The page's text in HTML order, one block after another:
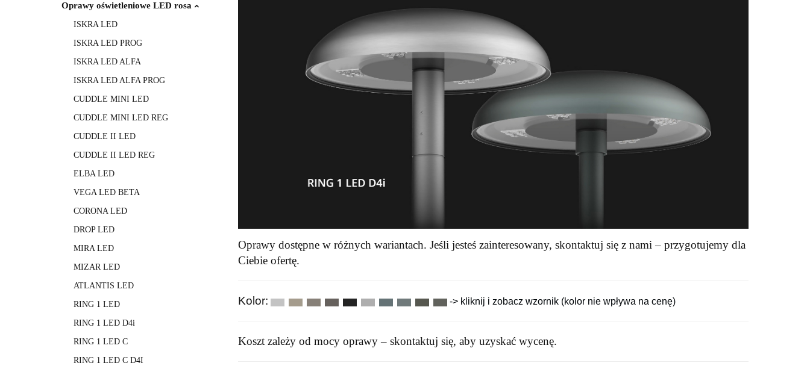
Oprawy oświetleniowe LED rosa
ISKRA LED
ISKRA LED PROG
ISKRA LED ALFA
ISKRA LED ALFA PROG
CUDDLE MINI LED
CUDDLE MINI LED REG
CUDDLE II LED
CUDDLE II LED REG
ELBA LED
VEGA LED BETA
CORONA LED
DROP LED
MIRA LED
MIZAR LED
ATLANTIS LED
RING 1 LED
RING 1 LED D4i
RING 1 LED C
RING 1 LED C D4I
Oprawy dostępne w różnych wariantach. Jeśli jesteś zainteresowany, skontaktuj się z nami – przygotujemy dla
Ciebie ofertę.
Kolor: -> kliknij i zobacz wzornik (kolor nie wpływa na cenę)
Koszt zależy od mocy oprawy – skontaktuj się, aby uzyskać wycenę.